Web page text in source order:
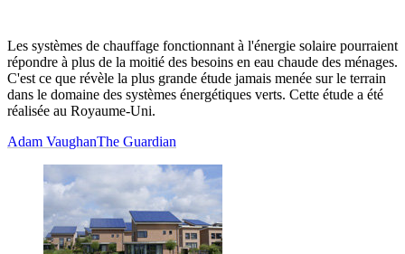
Les systèmes de chauffage fonctionnant à l'énergie solaire pourraient
répondre à plus de la moitié des besoins en eau chaude des ménages.
C'est ce que révèle la plus grande étude jamais menée sur le terrain
dans le domaine des systèmes énergétiques verts. Cette étude a été
réalisée au Royaume-Uni.
Adam VaughanThe Guardian